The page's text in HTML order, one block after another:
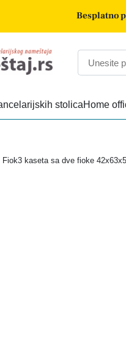
Besplatno
stolicaHome
Fiok3 kaseta sa dve fioke